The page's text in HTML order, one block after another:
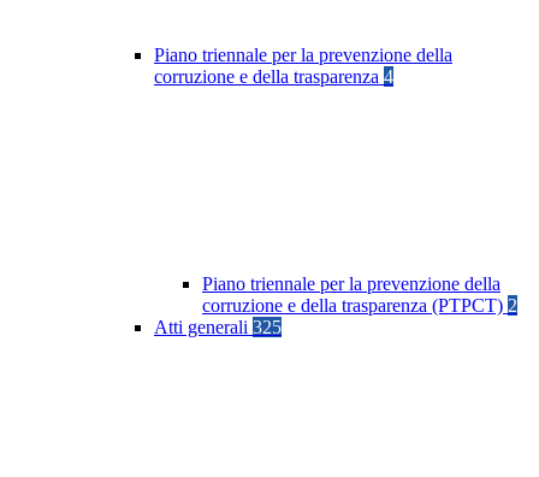
Piano triennale per la prevenzione della
corruzione e della trasparenza 4
Piano triennale per la prevenzione della
corruzione e della trasparenza (PTPCT) 2
Atti generali 325